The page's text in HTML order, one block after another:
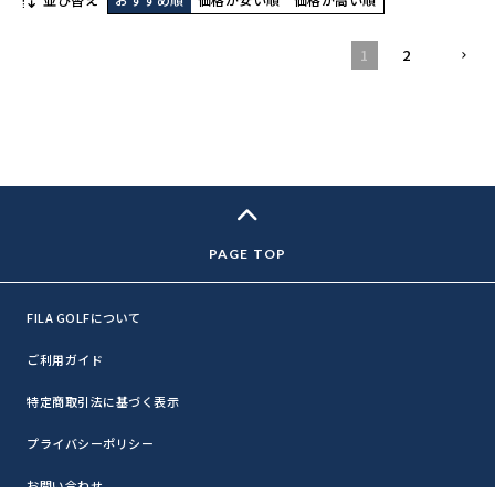
1 2
FILA GOLFについて
ご利用ガイド
特定商取引法に基づく表示
プライバシーポリシー
お問い合わせ